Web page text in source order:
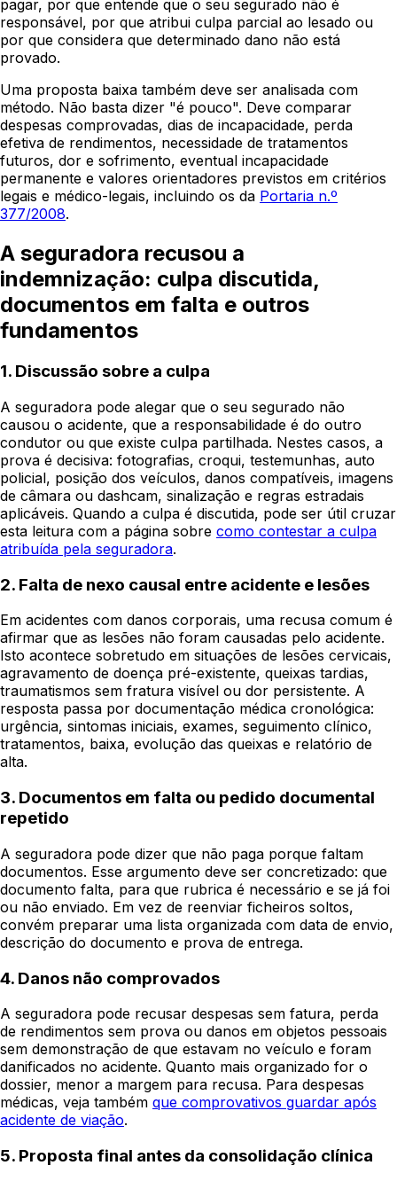
pagar, por que entende que o seu segurado não é
responsável, por que atribui culpa parcial ao lesado ou
por que considera que determinado dano não está
provado.
Uma proposta baixa também deve ser analisada com
método. Não basta dizer "é pouco". Deve comparar
despesas comprovadas, dias de incapacidade, perda
efetiva de rendimentos, necessidade de tratamentos
futuros, dor e sofrimento, eventual incapacidade
permanente e valores orientadores previstos em critérios
legais e médico-legais, incluindo os da Portaria n.º
377/2008.
A seguradora recusou a
indemnização: culpa discutida,
documentos em falta e outros
fundamentos
1. Discussão sobre a culpa
A seguradora pode alegar que o seu segurado não
causou o acidente, que a responsabilidade é do outro
condutor ou que existe culpa partilhada. Nestes casos, a
prova é decisiva: fotografias, croqui, testemunhas, auto
policial, posição dos veículos, danos compatíveis, imagens
de câmara ou dashcam, sinalização e regras estradais
aplicáveis. Quando a culpa é discutida, pode ser útil cruzar
esta leitura com a página sobre como contestar a culpa
atribuída pela seguradora.
2. Falta de nexo causal entre acidente e lesões
Em acidentes com danos corporais, uma recusa comum é
afirmar que as lesões não foram causadas pelo acidente.
Isto acontece sobretudo em situações de lesões cervicais,
agravamento de doença pré-existente, queixas tardias,
traumatismos sem fratura visível ou dor persistente. A
resposta passa por documentação médica cronológica:
urgência, sintomas iniciais, exames, seguimento clínico,
tratamentos, baixa, evolução das queixas e relatório de
alta.
3. Documentos em falta ou pedido documental
repetido
A seguradora pode dizer que não paga porque faltam
documentos. Esse argumento deve ser concretizado: que
documento falta, para que rubrica é necessário e se já foi
ou não enviado. Em vez de reenviar ficheiros soltos,
convém preparar uma lista organizada com data de envio,
descrição do documento e prova de entrega.
4. Danos não comprovados
A seguradora pode recusar despesas sem fatura, perda
de rendimentos sem prova ou danos em objetos pessoais
sem demonstração de que estavam no veículo e foram
danificados no acidente. Quanto mais organizado for o
dossier, menor a margem para recusa. Para despesas
médicas, veja também que comprovativos guardar após
acidente de viação.
5. Proposta final antes da consolidação clínica